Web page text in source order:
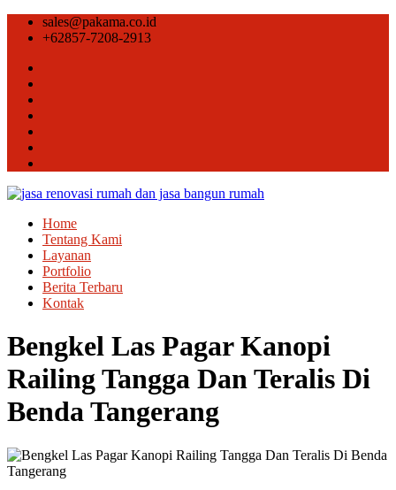
sales@pakama.co.id
+62857-7208-2913
Home
Tentang Kami
Layanan
Portfolio
Berita Terbaru
Kontak
Bengkel Las Pagar Kanopi
Railing Tangga Dan Teralis Di
Benda Tangerang